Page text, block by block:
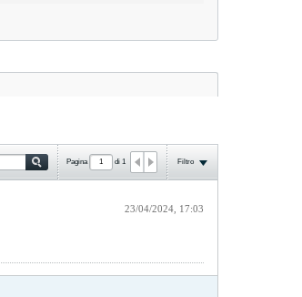
Pagina di 1 Filtro
23/04/2024, 17:03